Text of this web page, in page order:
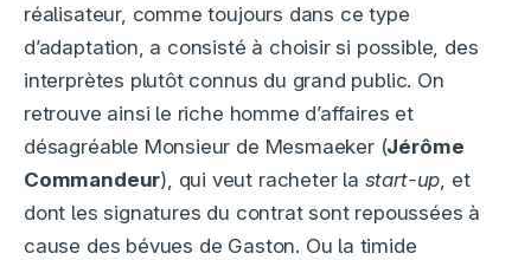
réalisateur, comme toujours dans ce type
d’adaptation, a consisté à choisir si possible, des
interprètes plutôt connus du grand public. On
retrouve ainsi le riche homme d’affaires et
désagréable Monsieur de Mesmaeker (Jérôme
Commandeur), qui veut racheter la start-up, et
dont les signatures du contrat sont repoussées à
cause des bévues de Gaston. Ou la timide